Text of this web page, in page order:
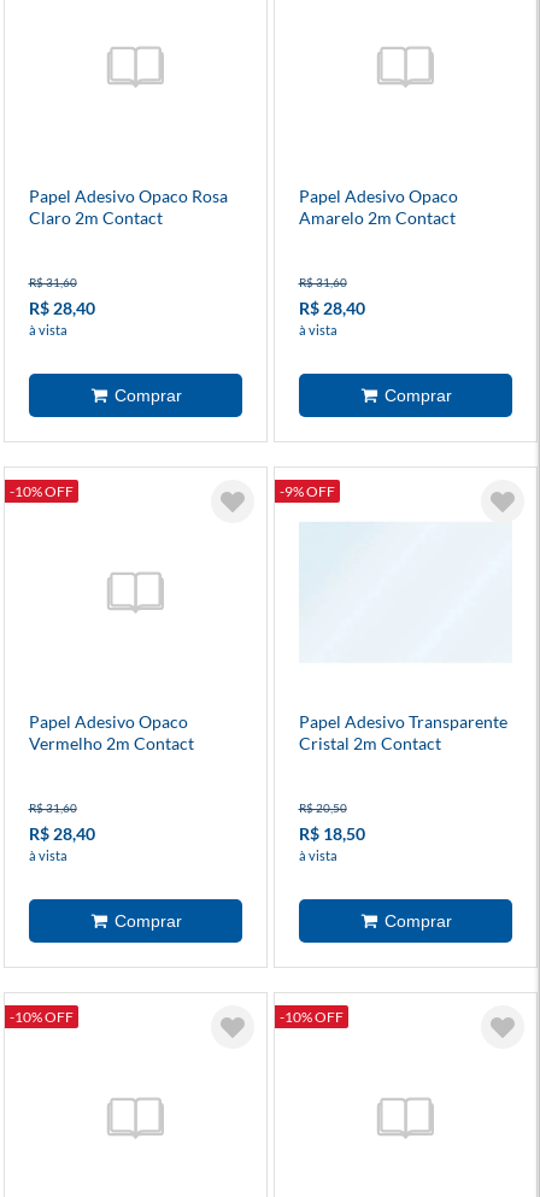
Papel Adesivo Opaco Rosa
Claro 2m Contact
R$ 31,60
R$ 28,40
à vista
Papel Adesivo Opaco
Amarelo 2m Contact
R$ 31,60
R$ 28,40
à vista
-10% OFF
Papel Adesivo Opaco
Vermelho 2m Contact
R$ 31,60
R$ 28,40
à vista
-9% OFF
Papel Adesivo Transparente
Cristal 2m Contact
R$ 20,50
R$ 18,50
à vista
-10% OFF -10% OFF